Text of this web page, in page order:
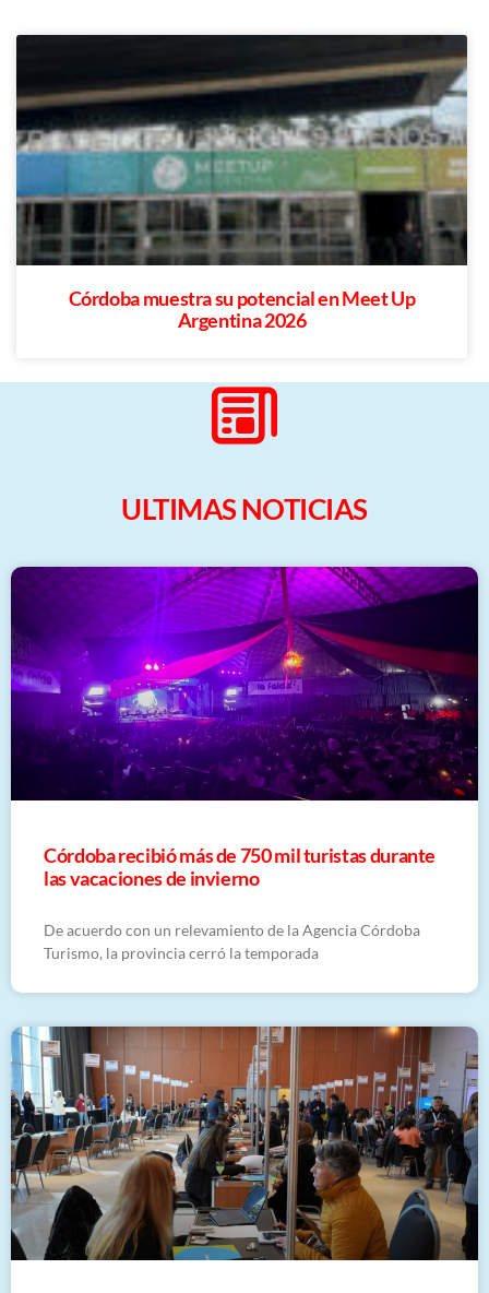
Córdoba muestra su potencial en Meet Up
Argentina 2026
ULTIMAS NOTICIAS
Córdoba recibió más de 750 mil turistas durante
las vacaciones de invierno
De acuerdo con un relevamiento de la Agencia Córdoba
Turismo, la provincia cerró la temporada